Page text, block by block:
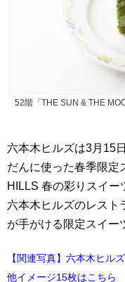
52階「THE SUN & THE
六本木ヒルズは3月15
だんに使った春季限定
HILLS 春の彩りスイー
六本木ヒルズのレスト
が手がける限定スイー
【関連写真】六本木ヒル
他イメージ15枚はこちら